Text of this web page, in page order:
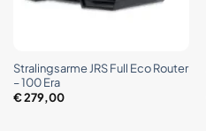
Stralingsarme JRS Full Eco Router
– 100 Era
€279,00